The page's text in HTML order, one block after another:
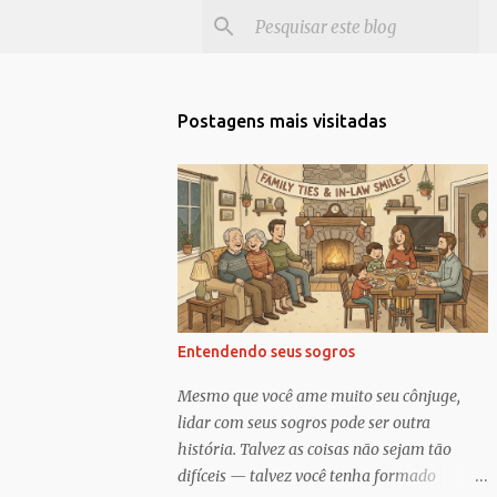
Postagens mais visitadas
Entendendo seus sogros
Mesmo que você ame muito seu cônjuge,
lidar com seus sogros pode ser outra
história. Talvez as coisas não sejam tão
difíceis — talvez você tenha formado